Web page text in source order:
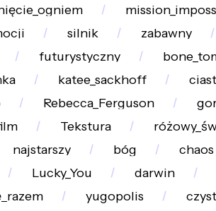
silnik zabawny
futurystyczny
katee_sackhoff
Rebecca_Ferguson
Tekstura
najstarszy bóg chaos
Lucky_You darwin
yugopolis